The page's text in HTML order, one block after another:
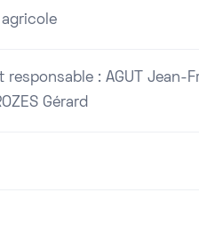
: AGUT Jean-
Gérard